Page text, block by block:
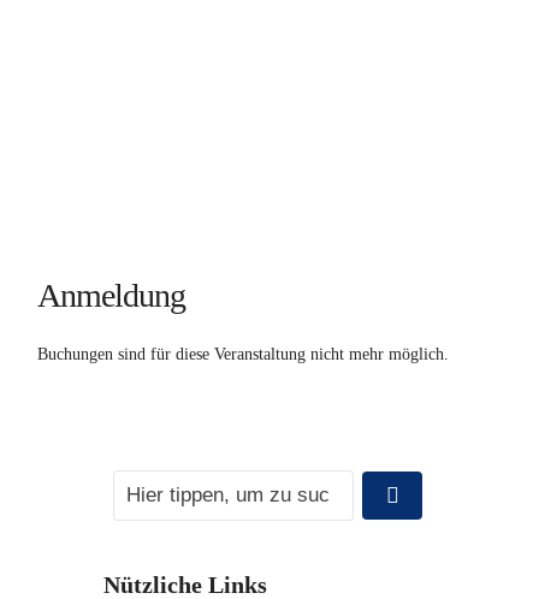
Anmeldung
Buchungen sind für diese Veranstaltung nicht mehr möglich.
Nützliche Links